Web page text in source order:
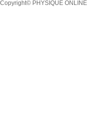
Copyright© PHYSIQUE ONLINE